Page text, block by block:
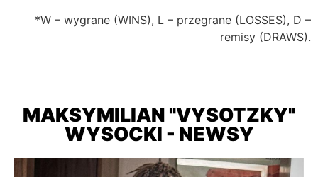
*W – wygrane (WINS), L – przegrane (LOSSES), D –
remisy (DRAWS).
MAKSYMILIAN "VYSOTZKY"
WYSOCKI - NEWSY